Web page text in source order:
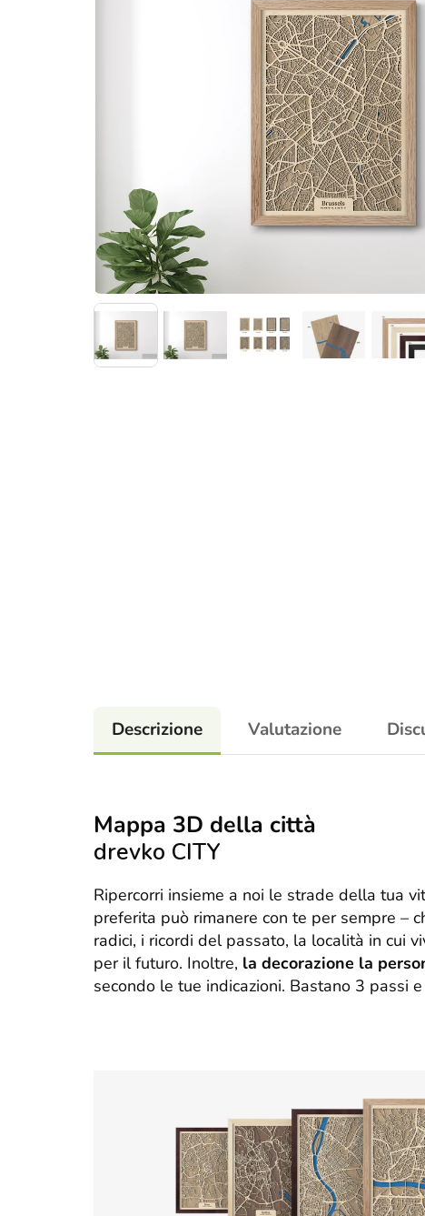
Descrizione Valutazione
Mappa 3D della città
drevko CITY
Ripercorri insieme a noi le strade della tua
preferita può rimanere con te per sempre –
radici, i ricordi del passato, la località in cui
per il futuro. Inoltre, la decorazione la
secondo le tue indicazioni. Bastano 3 passi